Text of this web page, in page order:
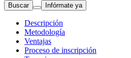
Buscar Infórmate ya
Descripción
Metodología
Ventajas
Proceso de inscripción